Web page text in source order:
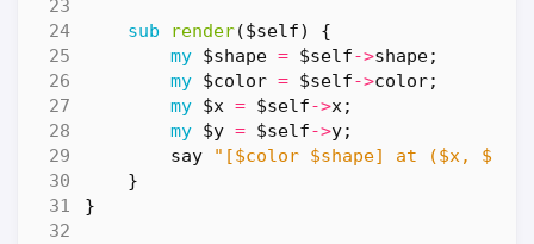
sub render($self) {
my $shape = $self->shape;
my $color = $self->color;
my $x = $self->x;
my $y = $self->y;
say
"[$color $shape] at ($x, $y)"
}
}